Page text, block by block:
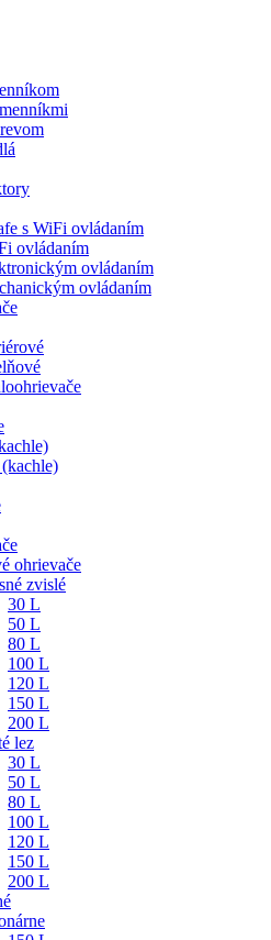
s WiFi ovládaním
ovládaním
ovládaním
ovládaním
ohrievače
zvislé
30 L
50 L
80 L
100 L
120 L
150 L
200 L
lez
30 L
50 L
80 L
100 L
120 L
150 L
200 L